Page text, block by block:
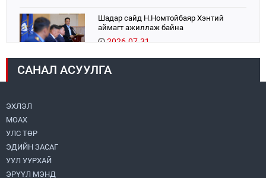
Шадар сайд Н.Номтойбаяр Хэнтий
аймагт ажиллаж байна
2026.07.31
Авто зам шинээр барина
САНАЛ АСУУЛГА
ЭХЛЭЛ
МОАХ
УЛС ТӨР
ЭДИЙН ЗАСАГ
УУЛ УУРХАЙ
ЭРҮҮЛ МЭНД